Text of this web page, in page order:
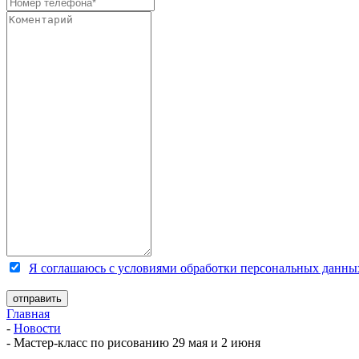
Я соглашаюсь с условиями обработки персональных
Главная
- Новости
- Мастер-класс по рисованию 29 мая и 2 июня